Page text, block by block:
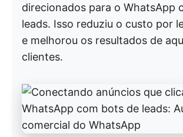
direcionados para o WhatsApp
leads. Isso reduziu o custo por
e melhorou os resultados de
clientes.